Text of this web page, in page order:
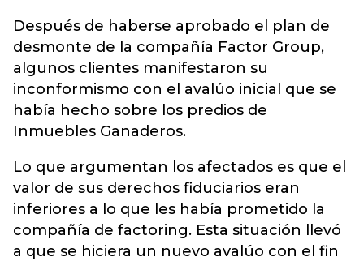
Después de haberse aprobado el plan de
desmonte de la compañía Factor Group,
algunos clientes manifestaron su
inconformismo con el avalúo inicial que se
había hecho sobre los predios de
Inmuebles Ganaderos.
Lo que argumentan los afectados es que el
valor de sus derechos fiduciarios eran
inferiores a lo que les había prometido la
compañía de factoring. Esta situación llevó
a que se hiciera un nuevo avalúo con el fin